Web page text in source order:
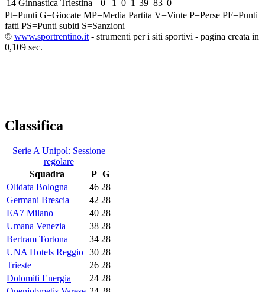
14 Ginnastica Triestina 0 1 0 1 39 83 0
Pt=Punti G=Giocate MP=Media Partita V=Vinte P=Perse PF=Punti
fatti PS=Punti subiti S=Sanzioni
© www.sportrentino.it- strumenti per i siti sportivi - pagina creata in
0,109 sec.
Classifica
Serie A Unipol: Sessione
regolare
Squadra
P G
Olidata Bologna
46 28
Germani Brescia
42 28
EA7 Milano
40 28
Umana Venezia
38 28
Bertram Tortona
34 28
UNA Hotels Reggio 30 28
Trieste
26 28
Dolomiti Energia
24 28